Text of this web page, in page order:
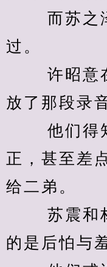
而苏之泽
过。
许昭意在
放了那段录
他们得知
正，甚至差
给二弟。
苏震和林
的是后怕与